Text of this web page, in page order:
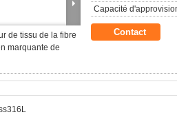
de tissu de la fibre
marquante de
Capacité
Contact